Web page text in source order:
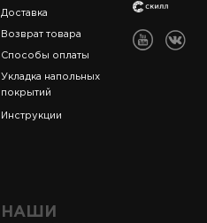
Доставка
Возврат товара
Способы оплаты
Укладка напольных
покрытий
Инструкции
НАШИ